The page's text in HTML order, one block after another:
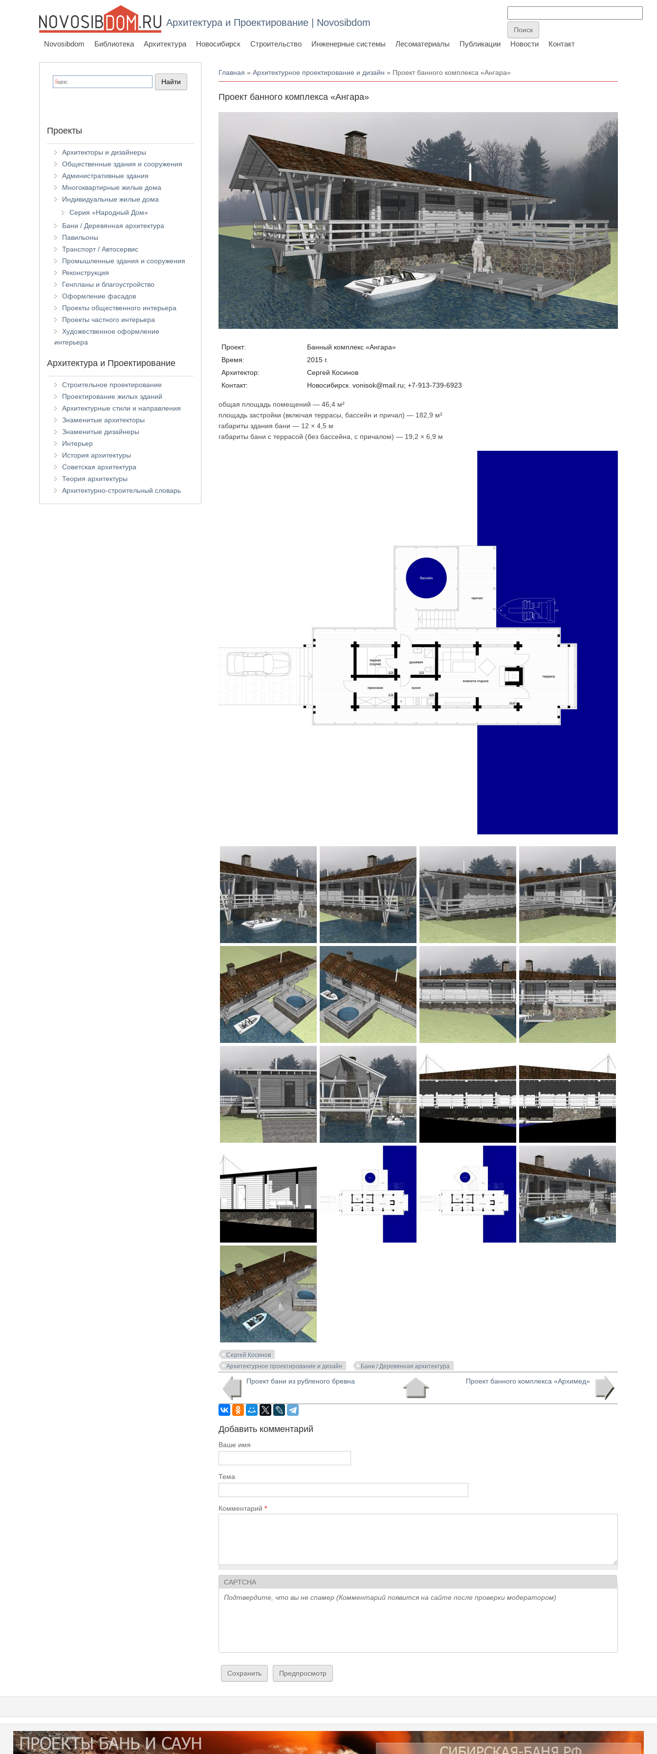
Архитектура и Проектирование | Novosibdom
Novosibdom Библиотека Архитектура Новосибирск Строительство Инженерные системы Лесоматериалы Публикации Новости Контакт
Вы здесь
Главная »Архитектурное проектирование и дизайн » Проект банного комплекса «Ангара»
Проект банного комплекса «Ангара»
Проект:
Банный комплекс «Ангара»
Время:
2015 г.
Архитектор:
Сергей Косинов
Контакт:
Новосибирск. vonisok@mail.ru; +7-913-739-6923
общая площадь помещений — 46,4 м²
площадь застройки (включая террасы, бассейн и причал) — 182,9 м²
габариты здания бани — 12 × 4,5 м
габариты бани с террасой (без бассейна, с причалом) — 19,2 × 6,9 м
Сергей Косинов
Архитектурное проектирование и дизайн
Бани / Деревянная архитектура
Проект бани из рубленого бревна Проект банного комплекса «Архимед»
Добавить комментарий
Ваше имя
Тема
Комментарий*
CAPTCHA
Подтвердите, что вы не спамер (Комментарий появится на сайте после проверки модератором)
Проекты
Архитекторы и дизайнеры
Общественные здания и сооружения
Административные здания
Многоквартирные жилые дома
Индивидуальные жилые дома
Серия «Народный Дом»
Бани / Деревянная архитектура
Павильоны
Транспорт / Автосервис
Промышленные здания и сооружения
Реконструкция
Генпланы и благоустройство
Оформление фасадов
Проекты общественного интерьера
Проекты частного интерьера
Художественное оформление
интерьера
Архитектура и Проектирование
Строительное проектирование
Проектирование жилых зданий
Архитектурные стили и направления
Знаменитые архитекторы
Знаменитые дизайнеры
Интерьер
История архитектуры
Советская архитектура
Теория архитектуры
Архитектурно-строительный словарь